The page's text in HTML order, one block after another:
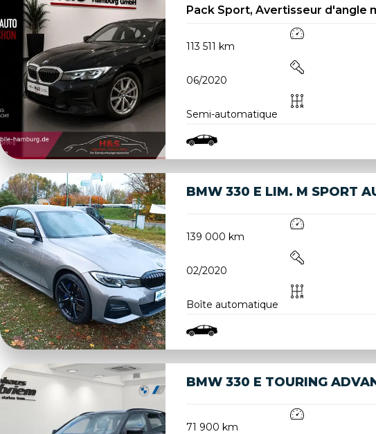
Pack Sport, Avertisseur d'angle
113 511 km
06/2020
Semi-automatique
BMW 330 E LIM. M SPORT
139 000 km
02/2020
Boîte automatique
BMW 330 E TOURING
71 900 km